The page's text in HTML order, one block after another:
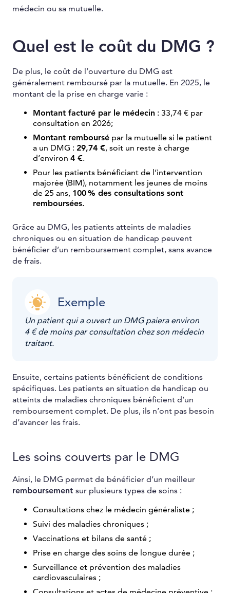
médecin ou sa mutuelle.
Quel est le coût du DMG ?
De plus, le coût de l’ouverture du DMG est
généralement remboursé par la mutuelle. En 2025, le
montant de la prise en charge varie :
Montant facturé par le médecin : 33,74 € par
consultation en 2026;
Montant remboursé par la mutuelle si le patient
a un DMG : 29,74 €, soit un reste à charge
d’environ 4 €.
Pour les patients bénéficiant de l’intervention
majorée (BIM), notamment les jeunes de moins
de 25 ans, 100 % des consultations sont
remboursées.
Grâce au DMG, les patients atteints de maladies
chroniques ou en situation de handicap peuvent
bénéficier d’un remboursement complet, sans avance
de frais.
Exemple
Un patient qui a ouvert un DMG paiera environ
4 € de moins par consultation chez son médecin
traitant.
Ensuite, certains patients bénéficient de conditions
spécifiques. Les patients en situation de handicap ou
atteints de maladies chroniques bénéficient d’un
remboursement complet. De plus, ils n’ont pas besoin
d’avancer les frais.
Les soins couverts par le DMG
Ainsi, le DMG permet de bénéficier d’un meilleur
remboursement sur plusieurs types de soins :
Consultations chez le médecin généraliste ;
Suivi des maladies chroniques ;
Vaccinations et bilans de santé ;
Prise en charge des soins de longue durée ;
Surveillance et prévention des maladies
cardiovasculaires ;